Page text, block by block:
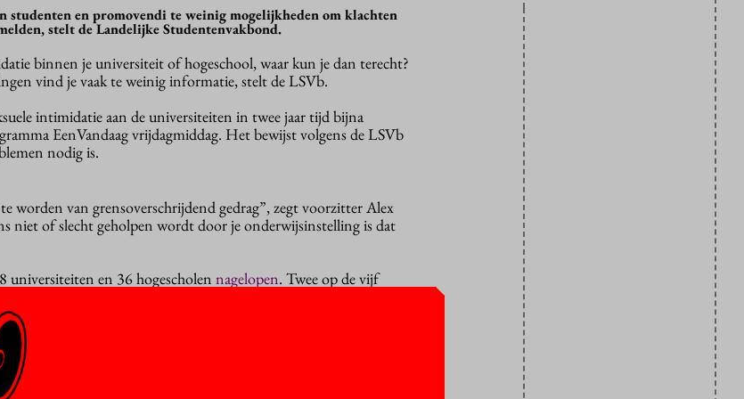
studenten en promovendi te weinig mogelijkheden om klachten
stelt de Landelijke Studentenvakbond.
binnen je universiteit of hogeschool, waar kun je dan terecht?
vind je vaak te weinig informatie, stelt de LSVb.
intimidatie aan de universiteiten in twee jaar tijd bijna
EenVandaag vrijdagmiddag. Het bewijst volgens de LSVb
nodig is.
worden van grensoverschrijdend gedrag”, zegt voorzitter Alex
niet of slecht geholpen wordt door je onderwijsinstelling is dat
universiteiten en 36 hogescholen nagelopen. Twee op de vijf
website. Dat geldt ook voor drie van de achttien
worden niet met naam genoemd.
in het hoger onderwijs komen, was een van de